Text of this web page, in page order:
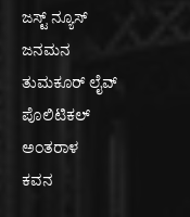
ಜಸ್ಟ್ ನ್ಯೂಸ್
ಜನಮನ
ತುಮಕೂರ್ ಲೈವ್
ಪೊಲಿಟಿಕಲ್
ಅಂತರಾಳ
ಕವನ